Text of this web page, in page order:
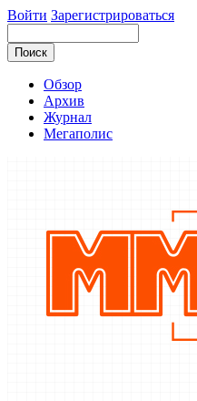
Войти Зарегистрироваться
Обзор
Архив
Журнал
Мегаполис